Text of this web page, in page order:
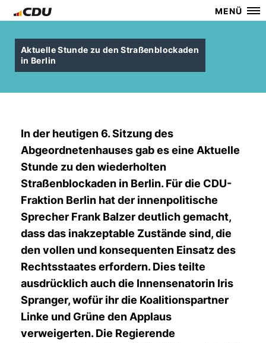
MENÜ
Aktuelle Stunde zu den Straßenblockaden
in Berlin
In der heutigen 6. Sitzung des
Abgeordnetenhauses gab es eine Aktuelle
Stunde zu den wiederholten
Straßenblockaden in Berlin. Für die CDU-
Fraktion Berlin hat der innenpolitische
Sprecher Frank Balzer deutlich gemacht,
dass das inakzeptable Zustände sind, die
den vollen und konsequenten Einsatz des
Rechtsstaates erfordern. Dies teilte
ausdrücklich auch die Innensenatorin Iris
Spranger, wofür ihr die Koalitionspartner
Linke und Grüne den Applaus
verweigerten. Die Regierende